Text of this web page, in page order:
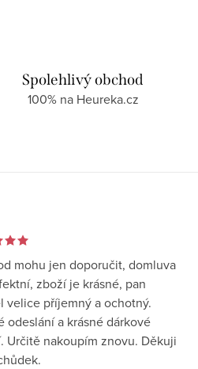
Spolehlivý obchod
100% na Heureka.cz
mohu jen doporučit, domluva
zboží je krásné, pan
velice příjemný a ochotný.
odeslání a krásné dárkové
Určitě nakoupím znovu. Děkuji